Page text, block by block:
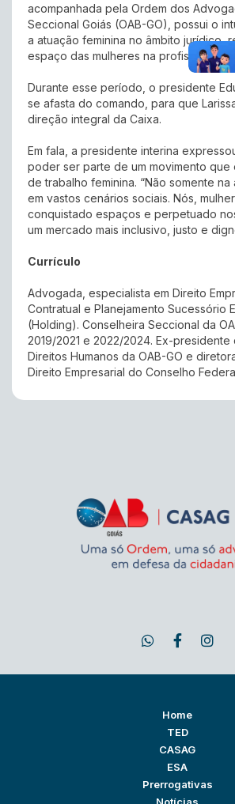
acompanhada pela Ordem dos
Seccional Goiás (OAB-GO), possui o
a atuação feminina no âmbito jurídico,
espaço das mulheres na profissão.
Durante esse período, o presidente
se afasta do comando, para que
direção integral da Caixa.
Em fala, a presidente interina
poder ser parte de um movimento que
de trabalho feminina. “Não somente na
em vastos cenários sociais. Nós,
conquistado espaços e perpetuado
um mercado mais inclusivo, justo e
Currículo
Advogada, especialista em Direito
Contratual e Planejamento Sucessório
(Holding). Conselheira Seccional da
2019/2021 e 2022/2024. Ex-presidente
Direitos Humanos da OAB-GO e
Direito Empresarial do Conselho
Home
TED
CASAG
ESA
Prerrogativas